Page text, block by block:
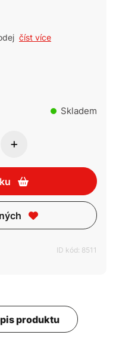
- výprodej číst více
Skladem
ID kód: 8511
produktu